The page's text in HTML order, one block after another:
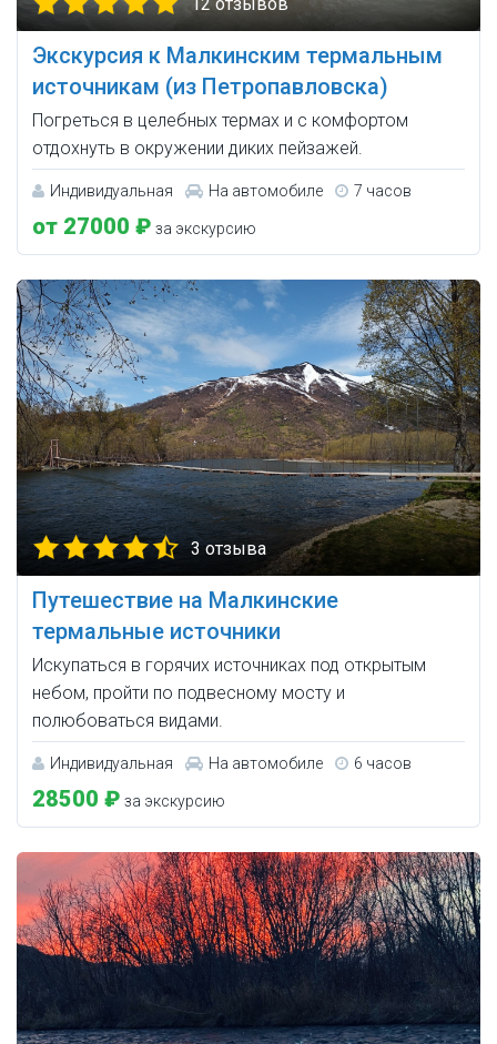
Экскурсия к Малкинским термальным
источникам (из Петропавловска)
Погреться в целебных термах и с комфортом
отдохнуть в окружении диких пейзажей.
Индивидуальная На автомобиле 7 часов
от 27000 ₽ за экскурсию
3 отзыва
Путешествие на Малкинские
термальные источники
Искупаться в горячих источниках под открытым
небом, пройти по подвесному мосту и
полюбоваться видами.
Индивидуальная На автомобиле 6 часов
28500 ₽ за экскурсию